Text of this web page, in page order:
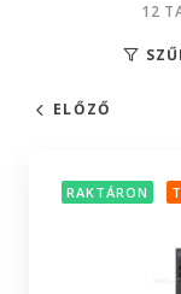
12
ELŐZŐ
RAKTÁRON